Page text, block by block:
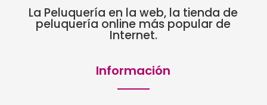
La Peluquería en la web, la tienda de
peluquería online más popular de
Internet.
Información